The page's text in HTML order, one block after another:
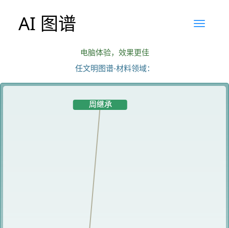
AI 图谱
电脑体验，效果更佳
任文明图谱-材料领域：